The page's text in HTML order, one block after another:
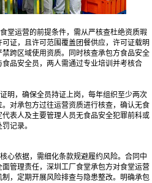
堂运营的前提条件，需从严核查杜绝资质瑕
证，且许可范围覆盖团餐供应，许可证载明
跨区域使用资质。同时核查承包方食品安全
品安全员，两人需通过专业培训并考核合
明，确保全员持证上岗，每年组织至少两次
对承包方过往运营资质进行核查，确认无食
表人及主要管理人员无食品安全犯罪前科或
记录。
心依据，需细化条款规避履约风险。合同中
管理责任，深圳工厂食堂承包方对食堂运营
，定期开展风险排查与隐患整改。明确承包